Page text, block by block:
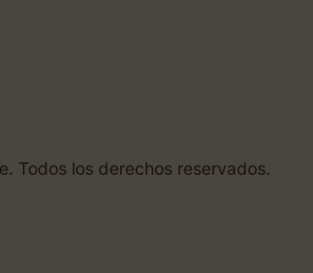
Todos los derechos reservados.